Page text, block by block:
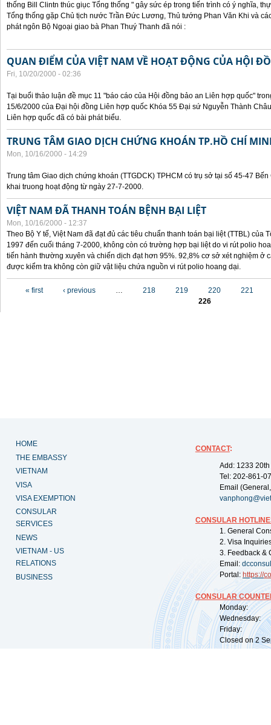
thống Bill Clintn thúc giục Tổng thống " gây sức ép trong tiến trình có ý nghĩa,
Tổng thống gặp Chủ tịch nước Trần Đức Lương, Thủ tướng Phan Văn Khi và
phát ngôn Bộ Ngoại giao bà Phan Thuý Thanh đã nói :
QUAN ĐIỂM CỦA VIỆT NAM VỀ HOẠT ĐỘNG CỦA HỘI
Fri, 10/20/2000 - 02:36
Tại buổi thảo luận đề mục 11 "báo cáo của Hội đồng bảo an Liên hợp quốc"
15/6/2000 của Đại hội đồng Liên hợp quốc Khóa 55 Đại sứ Nguyễn Thành
Liên hợp quốc đã có bài phát biểu.
TRUNG TÂM GIAO DỊCH CHỨNG KHOÁN TP.HỒ CHÍ
Mon, 10/16/2000 - 14:29
Trung tâm Giao dịch chứng khoán (TTGDCK) TPHCM có trụ sở tại số 45-47
khai truong hoạt động từ ngày 27-7-2000.
VIỆT NAM ĐÃ THANH TOÁN BỆNH BẠI LIỆT
Mon, 10/16/2000 - 12:37
Theo Bộ Y tế, Việt Nam đã đạt đủ các tiêu chuẩn thanh toán bại liệt (TTBL) của
1997 đến cuối tháng 7-2000, không còn có trường hợp bại liệt do vi rút polio
tiến hành thường xuyên và chiến dịch đạt hơn 95%. 92,8% cơ sở xét nghiệm ở
được kiểm tra không còn giữ vật liệu chứa nguồn vi rút polio hoang dại.
« first ‹ previous … 218 219 220
221
226
HOME
THE EMBASSY
VIETNAM
VISA
VISA EXEMPTION
CONSULAR
SERVICES
NEWS
VIETNAM - US
RELATIONS
BUSINESS
CONTACT:
Add: 1233
Tel: 202-861-
Email
CONSULAR
1. General
2. Visa
3. Feedback &
Email:
Portal: https://
CONSULAR
Monday:
Wednesday:
Friday:
Closed on 2